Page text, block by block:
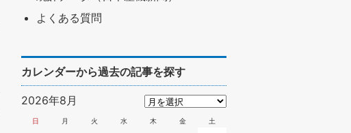
よくある質問
カレンダーから過去の記事を探す
2026年8月
日 月 火 水 木 金 土